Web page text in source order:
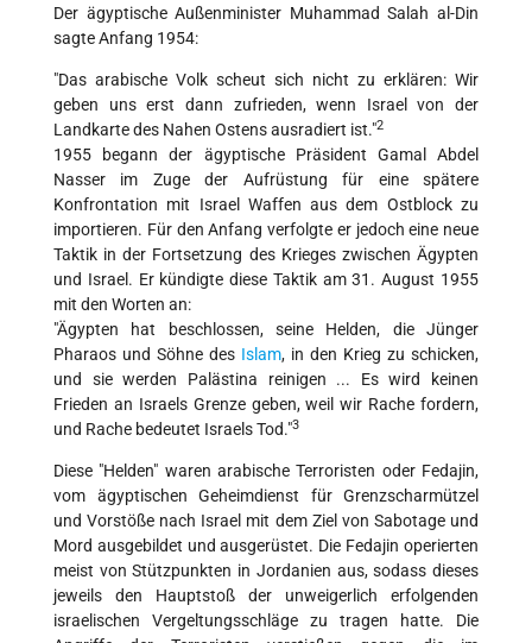
Der ägyptische Außenminister Muhammad Salah al-Din
sagte Anfang 1954:
"Das arabische Volk scheut sich nicht zu erklären: Wir
geben uns erst dann zufrieden, wenn Israel von der
Landkarte des Nahen Ostens ausradiert ist."2
1955 begann der ägyptische Präsident Gamal Abdel
Nasser im Zuge der Aufrüstung für eine spätere
Konfrontation mit Israel Waffen aus dem Ostblock zu
importieren. Für den Anfang verfolgte er jedoch eine neue
Taktik in der Fortsetzung des Krieges zwischen Ägypten
und Israel. Er kündigte diese Taktik am 31. August 1955
mit den Worten an:
"Ägypten hat beschlossen, seine Helden, die Jünger
Pharaos und Söhne des Islam, in den Krieg zu schicken,
und sie werden Palästina reinigen ... Es wird keinen
Frieden an Israels Grenze geben, weil wir Rache fordern,
und Rache bedeutet Israels Tod."3
Diese "Helden" waren arabische Terroristen oder Fedajin,
vom ägyptischen Geheimdienst für Grenzscharmützel
und Vorstöße nach Israel mit dem Ziel von Sabotage und
Mord ausgebildet und ausgerüstet. Die Fedajin operierten
meist von Stützpunkten in Jordanien aus, sodass dieses
jeweils den Hauptstoß der unweigerlich erfolgenden
israelischen Vergeltungsschläge zu tragen hatte. Die